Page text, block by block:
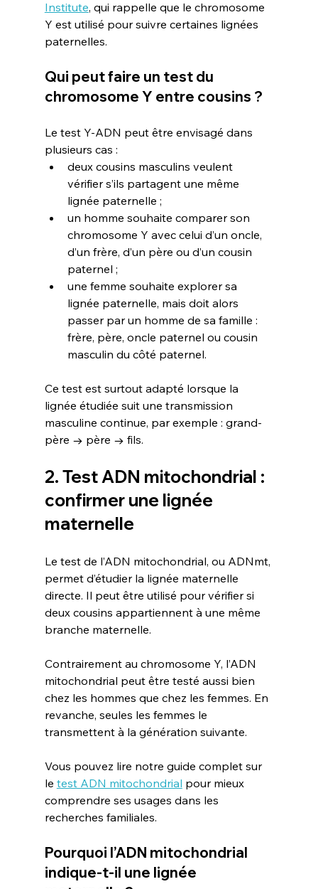
Institute, qui rappelle que le chromosome
Y est utilisé pour suivre certaines lignées
paternelles.
Qui peut faire un test du
chromosome Y entre cousins ?
Le test Y-ADN peut être envisagé dans
plusieurs cas :
deux cousins masculins veulent
vérifier s’ils partagent une même
lignée paternelle ;
un homme souhaite comparer son
chromosome Y avec celui d’un oncle,
d’un frère, d’un père ou d’un cousin
paternel ;
une femme souhaite explorer sa
lignée paternelle, mais doit alors
passer par un homme de sa famille :
frère, père, oncle paternel ou cousin
masculin du côté paternel.
Ce test est surtout adapté lorsque la
lignée étudiée suit une transmission
masculine continue, par exemple : grand-
père → père → fils.
2. Test ADN mitochondrial :
confirmer une lignée
maternelle
Le test de l’ADN mitochondrial, ou ADNmt,
permet d’étudier la lignée maternelle
directe. Il peut être utilisé pour vérifier si
deux cousins appartiennent à une même
branche maternelle.
Contrairement au chromosome Y, l’ADN
mitochondrial peut être testé aussi bien
chez les hommes que chez les femmes. En
revanche, seules les femmes le
transmettent à la génération suivante.
Vous pouvez lire notre guide complet sur
le test ADN mitochondrial pour mieux
comprendre ses usages dans les
recherches familiales.
Pourquoi l’ADN mitochondrial
indique-t-il une lignée